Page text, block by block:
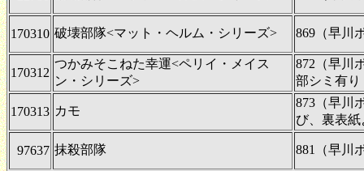
170310 破壊部隊<マット・ヘルム・シリーズ> 869（早川
170312
つかみそこねた幸運<ペリイ・メイス
ン・シリーズ>
872（早川
部シミ有り
170313 カモ
873（早川
び、裏表
97637 抹殺部隊 881（早川